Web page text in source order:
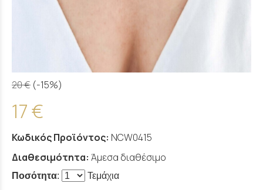
20 € (-15%)
17 €
Κωδικός Προϊόντος: NCW0415
Διαθεσιμότητα: Άμεσα διαθέσιμο
Ποσότητα: Τεμάχια